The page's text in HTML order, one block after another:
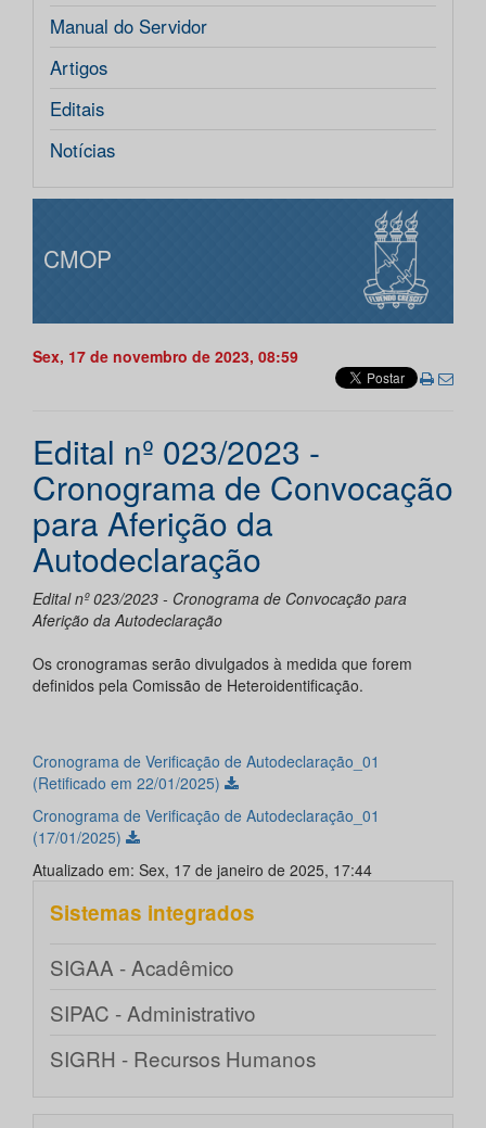
Manual do Servidor
Artigos
Editais
Notícias
CMOP
Sex, 17 de novembro de 2023, 08:59
Edital nº 023/2023 -
Cronograma de Convocação
para Aferição da
Autodeclaração
Edital nº 023/2023 - Cronograma de Convocação para
Aferição da Autodeclaração
Os cronogramas serão divulgados à medida que forem
definidos pela Comissão de Heteroidentificação.
Cronograma de Verificação de Autodeclaração_01
(Retificado em 22/01/2025)
Cronograma de Verificação de Autodeclaração_01
(17/01/2025)
Atualizado em: Sex, 17 de janeiro de 2025, 17:44
Sistemas integrados
SIGAA - Acadêmico
SIPAC - Administrativo
SIGRH - Recursos Humanos